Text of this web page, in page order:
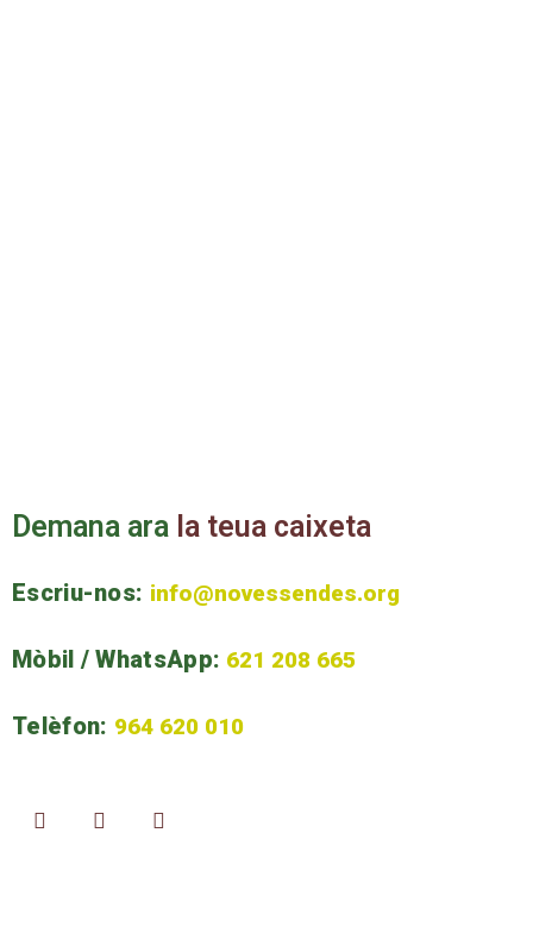
Demana ara a teua caixeta
Escriu-nos: info@novessendes.org
Mòbil / WhatsApp: 621 208 665
Telèfon: 964 620 010